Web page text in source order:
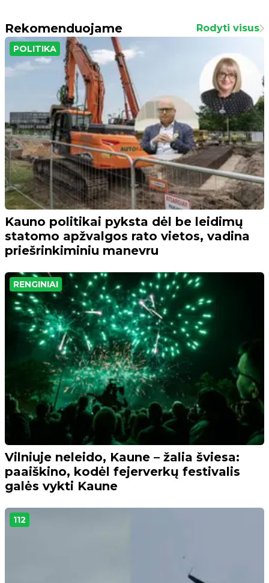
Rekomenduojame Rodyti visus
POLITIKA
Kauno politikai pyksta dėl be leidimų
statomo apžvalgos rato vietos, vadina
priešrinkiminiu manevru
RENGINIAI
Vilniuje neleido, Kaune – žalia šviesa:
paaiškino, kodėl fejerverkų festivalis
galės vykti Kaune
112